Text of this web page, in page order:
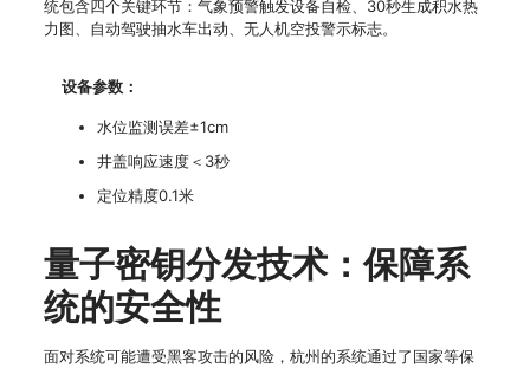
统包含四个关键环节：气象预警触发设备自检、30秒生成积水热
力图、自动驾驶抽水车出动、无人机空投警示标志。
设备参数：
水位监测误差±1cm
井盖响应速度＜3秒
定位精度0.1米
量子密钥分发技术：保障系
统的安全性
面对系统可能遭受黑客攻击的风险，杭州的系统通过了国家等保